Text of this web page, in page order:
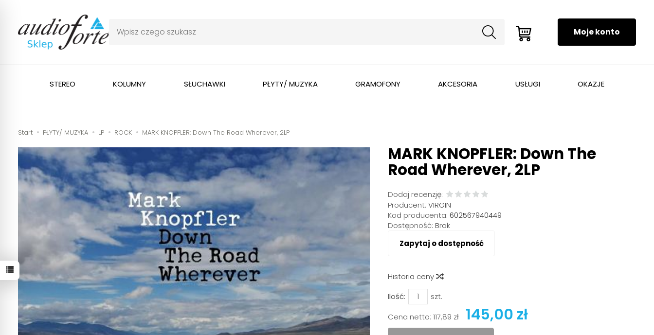
STEREO KOLUMNY SŁUCHAWKI PŁYTY/ MUZYKA GRAMOFONY AKCESORIA USŁUGI OKAZJE
Start PŁYTY/ MUZYKA LP ROCK MARK KNOPFLER: Down The Road Wherever, 2LP
MARK KNOPFLER: Down The
Road Wherever, 2LP
Dodaj recenzję:
Producent: VIRGIN
Kod producenta: 602567940449
Dostępność: Brak
Zapytaj o dostępność
Historia ceny
Ilość:
szt.
Cena netto:117,89 zł 145,00 zł